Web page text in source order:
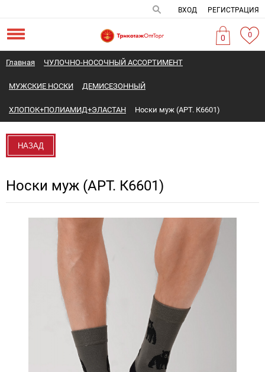
ВХОД РЕГИСТРАЦИЯ
0 0
Главная ЧУЛОЧНО-НОСОЧНЫЙ АССОРТИМЕНТ
МУЖСКИЕ НОСКИ ДЕМИСЕЗОННЫЙ
ХЛОПОК+ПОЛИАМИД+ЭЛАСТАН Носки муж (АРТ. К6601)
НАЗАД
Носки муж (АРТ. К6601)